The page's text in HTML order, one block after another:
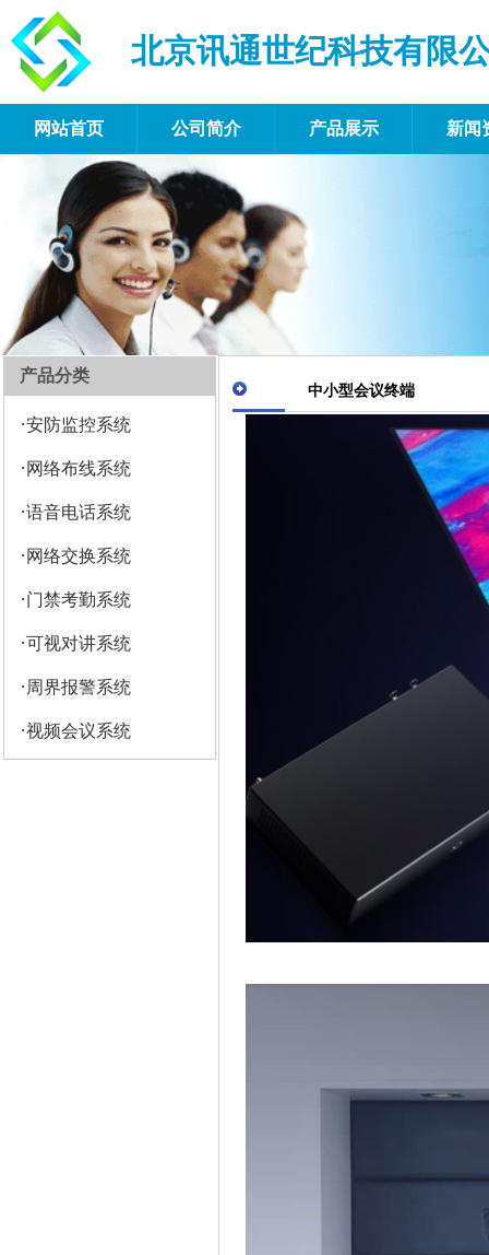
北京讯通世纪科技有限
网站首页 公司简介 产品展示 新闻
产品分类
·安防监控系统
·网络布线系统
·语音电话系统
·网络交换系统
·门禁考勤系统
·可视对讲系统
·周界报警系统
·视频会议系统
中小型会议终端